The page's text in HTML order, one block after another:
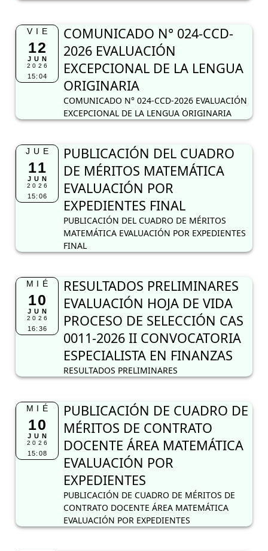
VIE
12
JUN
2026
15:04
COMUNICADO N° 024-CCD-
2026 EVALUACIÓN
EXCEPCIONAL DE LA LENGUA
ORIGINARIA
COMUNICADO N° 024-CCD-2026 EVALUACIÓN
EXCEPCIONAL DE LA LENGUA ORIGINARIA
JUE
11
JUN
2026
15:06
PUBLICACIÓN DEL CUADRO
DE MÉRITOS MATEMÁTICA
EVALUACIÓN POR
EXPEDIENTES FINAL
PUBLICACIÓN DEL CUADRO DE MÉRITOS
MATEMÁTICA EVALUACIÓN POR EXPEDIENTES
FINAL
MIÉ
10
JUN
2026
16:36
RESULTADOS PRELIMINARES
EVALUACIÓN HOJA DE VIDA
PROCESO DE SELECCIÓN CAS
0011-2026 II CONVOCATORIA
ESPECIALISTA EN FINANZAS
RESULTADOS PRELIMINARES
MIÉ
10
JUN
2026
15:08
PUBLICACIÓN DE CUADRO DE
MÉRITOS DE CONTRATO
DOCENTE ÁREA MATEMÁTICA
EVALUACIÓN POR
EXPEDIENTES
PUBLICACIÓN DE CUADRO DE MÉRITOS DE
CONTRATO DOCENTE ÁREA MATEMÁTICA
EVALUACIÓN POR EXPEDIENTES